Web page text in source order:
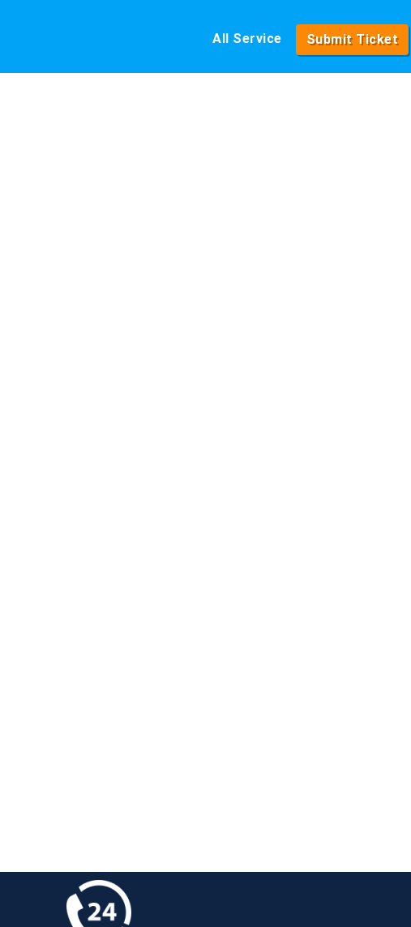
All Service Submit Ticket